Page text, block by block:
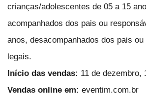
crianças/adolescentes de 05 a 15
acompanhados dos pais ou
anos, desacompanhados dos pais
legais.
Início das vendas: 11 de dezembro,
Vendas online em: eventim.com.br